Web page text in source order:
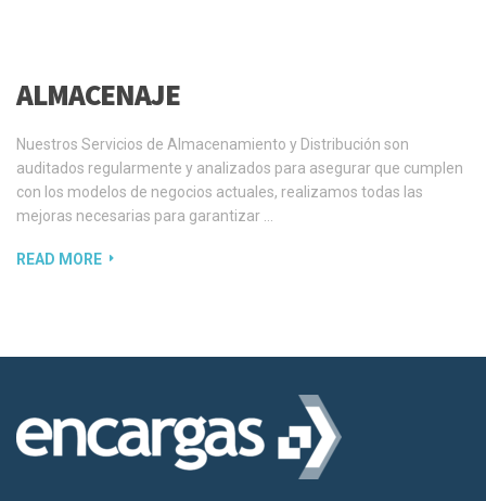
ALMACENAJE
Nuestros Servicios de Almacenamiento y Distribución son
auditados regularmente y analizados para asegurar que cumplen
con los modelos de negocios actuales, realizamos todas las
mejoras necesarias para garantizar …
READ MORE